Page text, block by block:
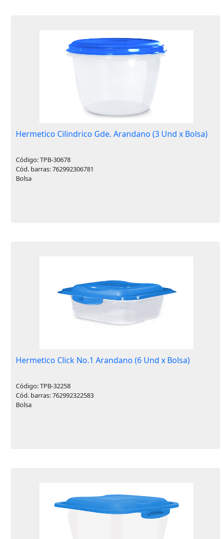
Hermetico Cilindrico Gde. Arandano (3 Und x Bolsa)
Código: TPB-30678
Cód. barras: 762992306781
Bolsa
Hermetico Click No.1 Arandano (6 Und x Bolsa)
Código: TPB-32258
Cód. barras: 762992322583
Bolsa